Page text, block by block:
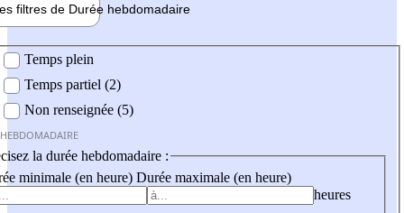
filtres de Durée hebdomadaire
Temps plein
Temps partiel (2)
Non renseignée (5)
la durée hebdomadaire :
minimale (en heure) Durée maximale (en heure)
heures